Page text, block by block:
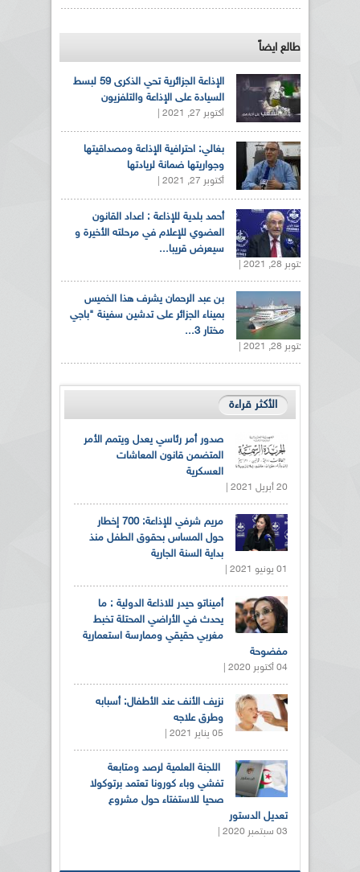
طالع ايضاً
الإذاعة الجزائرية تحي الذكرى 59 لبسط
السيادة على الإذاعة والتلفزيون
أكتوبر 27, 2021 |
بغالي: احترافية الإذاعة ومصداقيتها
وجواريتها ضمانة لريادتها
أكتوبر 27, 2021 |
أحمد بلدية للإذاعة : اعداد القانون
العضوي للإعلام في مرحلته الأخيرة و
سيعرض قريبا...
أكتوبر 28, 2021 |
بن عبد الرحمان يشرف هذا الخميس
بميناء الجزائر على تدشين سفينة "باجي
مختار 3...
أكتوبر 28, 2021 |
الأكثر قراءة
صدور أمر رئاسي يعدل ويتمم الأمر
المتضمن قانون المعاشات
العسكرية
20 أبريل 2021 |
مريم شرفي للإذاعة: 700 إخطار
حول المساس بحقوق الطفل منذ
بداية السنة الجارية
01 يونيو 2021 |
أميناتو حيدر للاذاعة الدولية : ما
يحدث في الأراضي المحتلة تخبط
مغربي حقيقي وممارسة استعمارية
مفضوحة
04 أكتوبر 2020 |
نزيف الأنف عند الأطفال: أسبابه
وطرق علاجه
05 يناير 2021 |
اللجنة العلمية لرصد ومتابعة
تفشي وباء كورونا تعتمد برتوكولا
صحيا للاستفتاء حول مشروع
تعديل الدستور
03 سبتمبر 2020 |